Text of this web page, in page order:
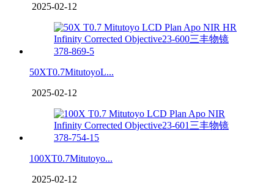
2025-02-12
50XT0.7MitutoyoL...
2025-02-12
100XT0.7Mitutoyo...
2025-02-12